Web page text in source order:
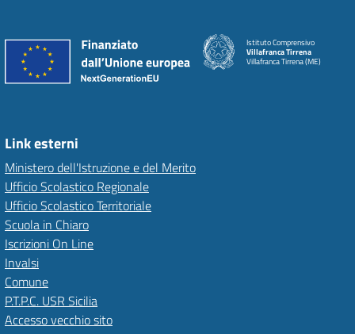
Istituto Comprensivo
Villafranca Tirrena
Villafranca Tirrena (ME)
Link esterni
Ministero dell'Istruzione e del Merito
Ufficio Scolastico Regionale
Ufficio Scolastico Territoriale
Scuola in Chiaro
Iscrizioni On Line
Invalsi
Comune
P.T.P.C. USR Sicilia
Accesso vecchio sito